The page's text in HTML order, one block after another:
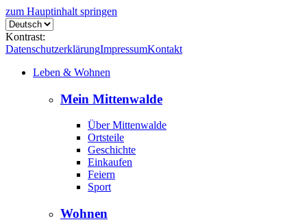
zum Hauptinhalt springen
Kontrast:
DatenschutzerklärungImpressumKontakt
Leben & Wohnen
Mein Mittenwalde
Über Mittenwalde
Ortsteile
Geschichte
Einkaufen
Feiern
Sport
Wohnen